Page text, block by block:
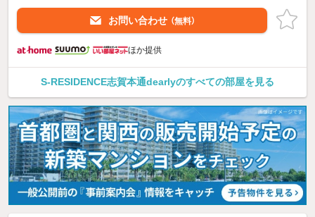
お問い合わせ （無料）
ほか提供
S-RESIDENCE志賀本通dearlyのすべての部屋を見る